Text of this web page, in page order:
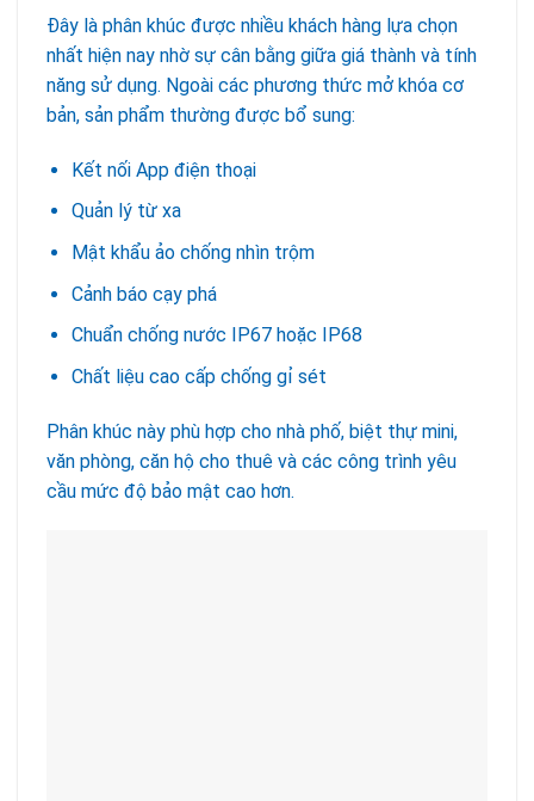
Đây là phân khúc được nhiều khách hàng lựa chọn
nhất hiện nay nhờ sự cân bằng giữa giá thành và tính
năng sử dụng. Ngoài các phương thức mở khóa cơ
bản, sản phẩm thường được bổ sung:
Kết nối App điện thoại
Quản lý từ xa
Mật khẩu ảo chống nhìn trộm
Cảnh báo cạy phá
Chuẩn chống nước IP67 hoặc IP68
Chất liệu cao cấp chống gỉ sét
Phân khúc này phù hợp cho nhà phố, biệt thự mini,
văn phòng, căn hộ cho thuê và các công trình yêu
cầu mức độ bảo mật cao hơn.